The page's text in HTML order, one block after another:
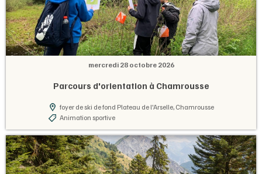
mercredi 28 octobre 2026
Parcours d'orientation à Chamrousse
foyer de ski de fond Plateau de l'Arselle, Chamrousse
Animation sportive